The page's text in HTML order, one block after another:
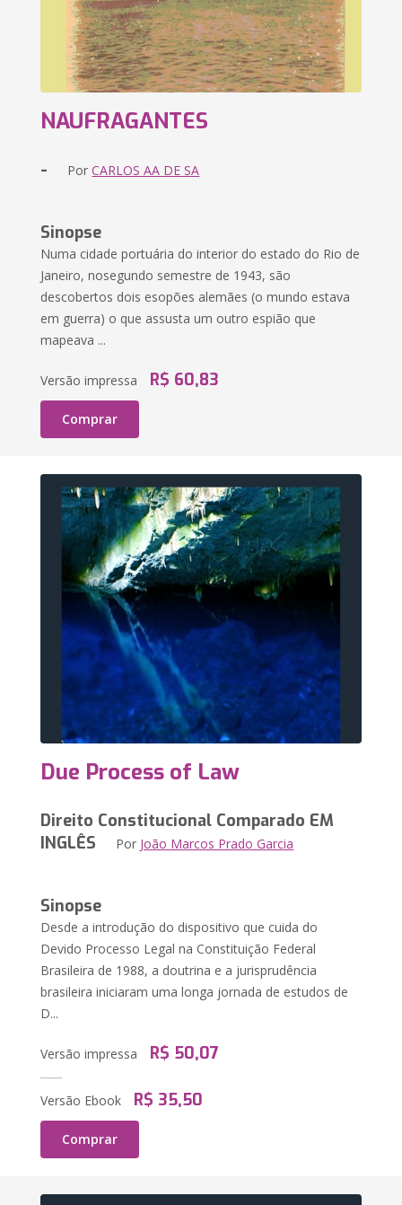
NAUFRAGANTES
- PorCARLOS AA DE SA
Sinopse
Numa cidade portuária do interior do estado do Rio de
Janeiro, nosegundo semestre de 1943, são
descobertos dois esopões alemães (o mundo estava
em guerra) o que assusta um outro espião que
mapeava ...
Versão impressa R$ 60,83
Comprar
Due Process of Law
Direito Constitucional Comparado EM
INGLÊS Por João Marcos Prado Garcia
Sinopse
Desde a introdução do dispositivo que cuida do
Devido Processo Legal na Constituição Federal
Brasileira de 1988, a doutrina e a jurisprudência
brasileira iniciaram uma longa jornada de estudos de
D...
Versão impressa R$ 50,07
Versão Ebook R$ 35,50
Comprar